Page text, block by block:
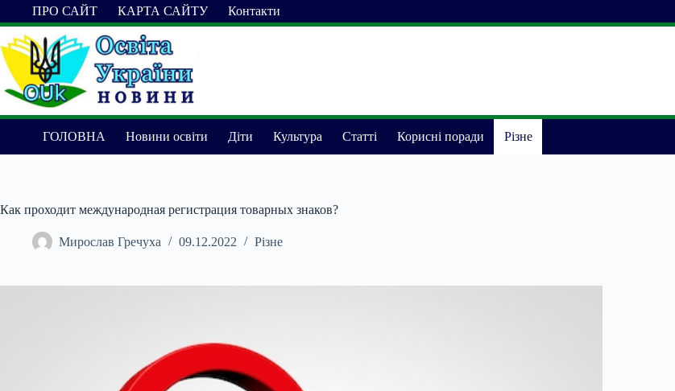
Перейти
до
вмісту
ПРО САЙТ КАРТА САЙТУ Контакти
ГОЛОВНА Новини освіти Діти Культура Статті Корисні поради Різне
Как проходит международная регистрация товарных знаков?
Мирослав Гречуха 09.12.2022 Різне